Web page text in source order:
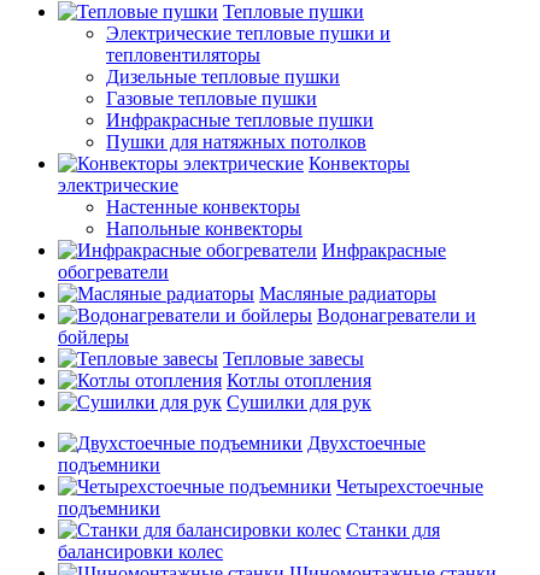
Тепловые пушки
Электрические тепловые пушки и
тепловентиляторы
Дизельные тепловые пушки
Газовые тепловые пушки
Инфракрасные тепловые пушки
Пушки для натяжных потолков
Конвекторы
электрические
Настенные конвекторы
Напольные конвекторы
Инфракрасные
обогреватели
Масляные радиаторы
Водонагреватели и
бойлеры
Тепловые завесы
Котлы отопления
Сушилки для рук
Двухстоечные
подъемники
Четырехстоечные
подъемники
Станки для
балансировки колес